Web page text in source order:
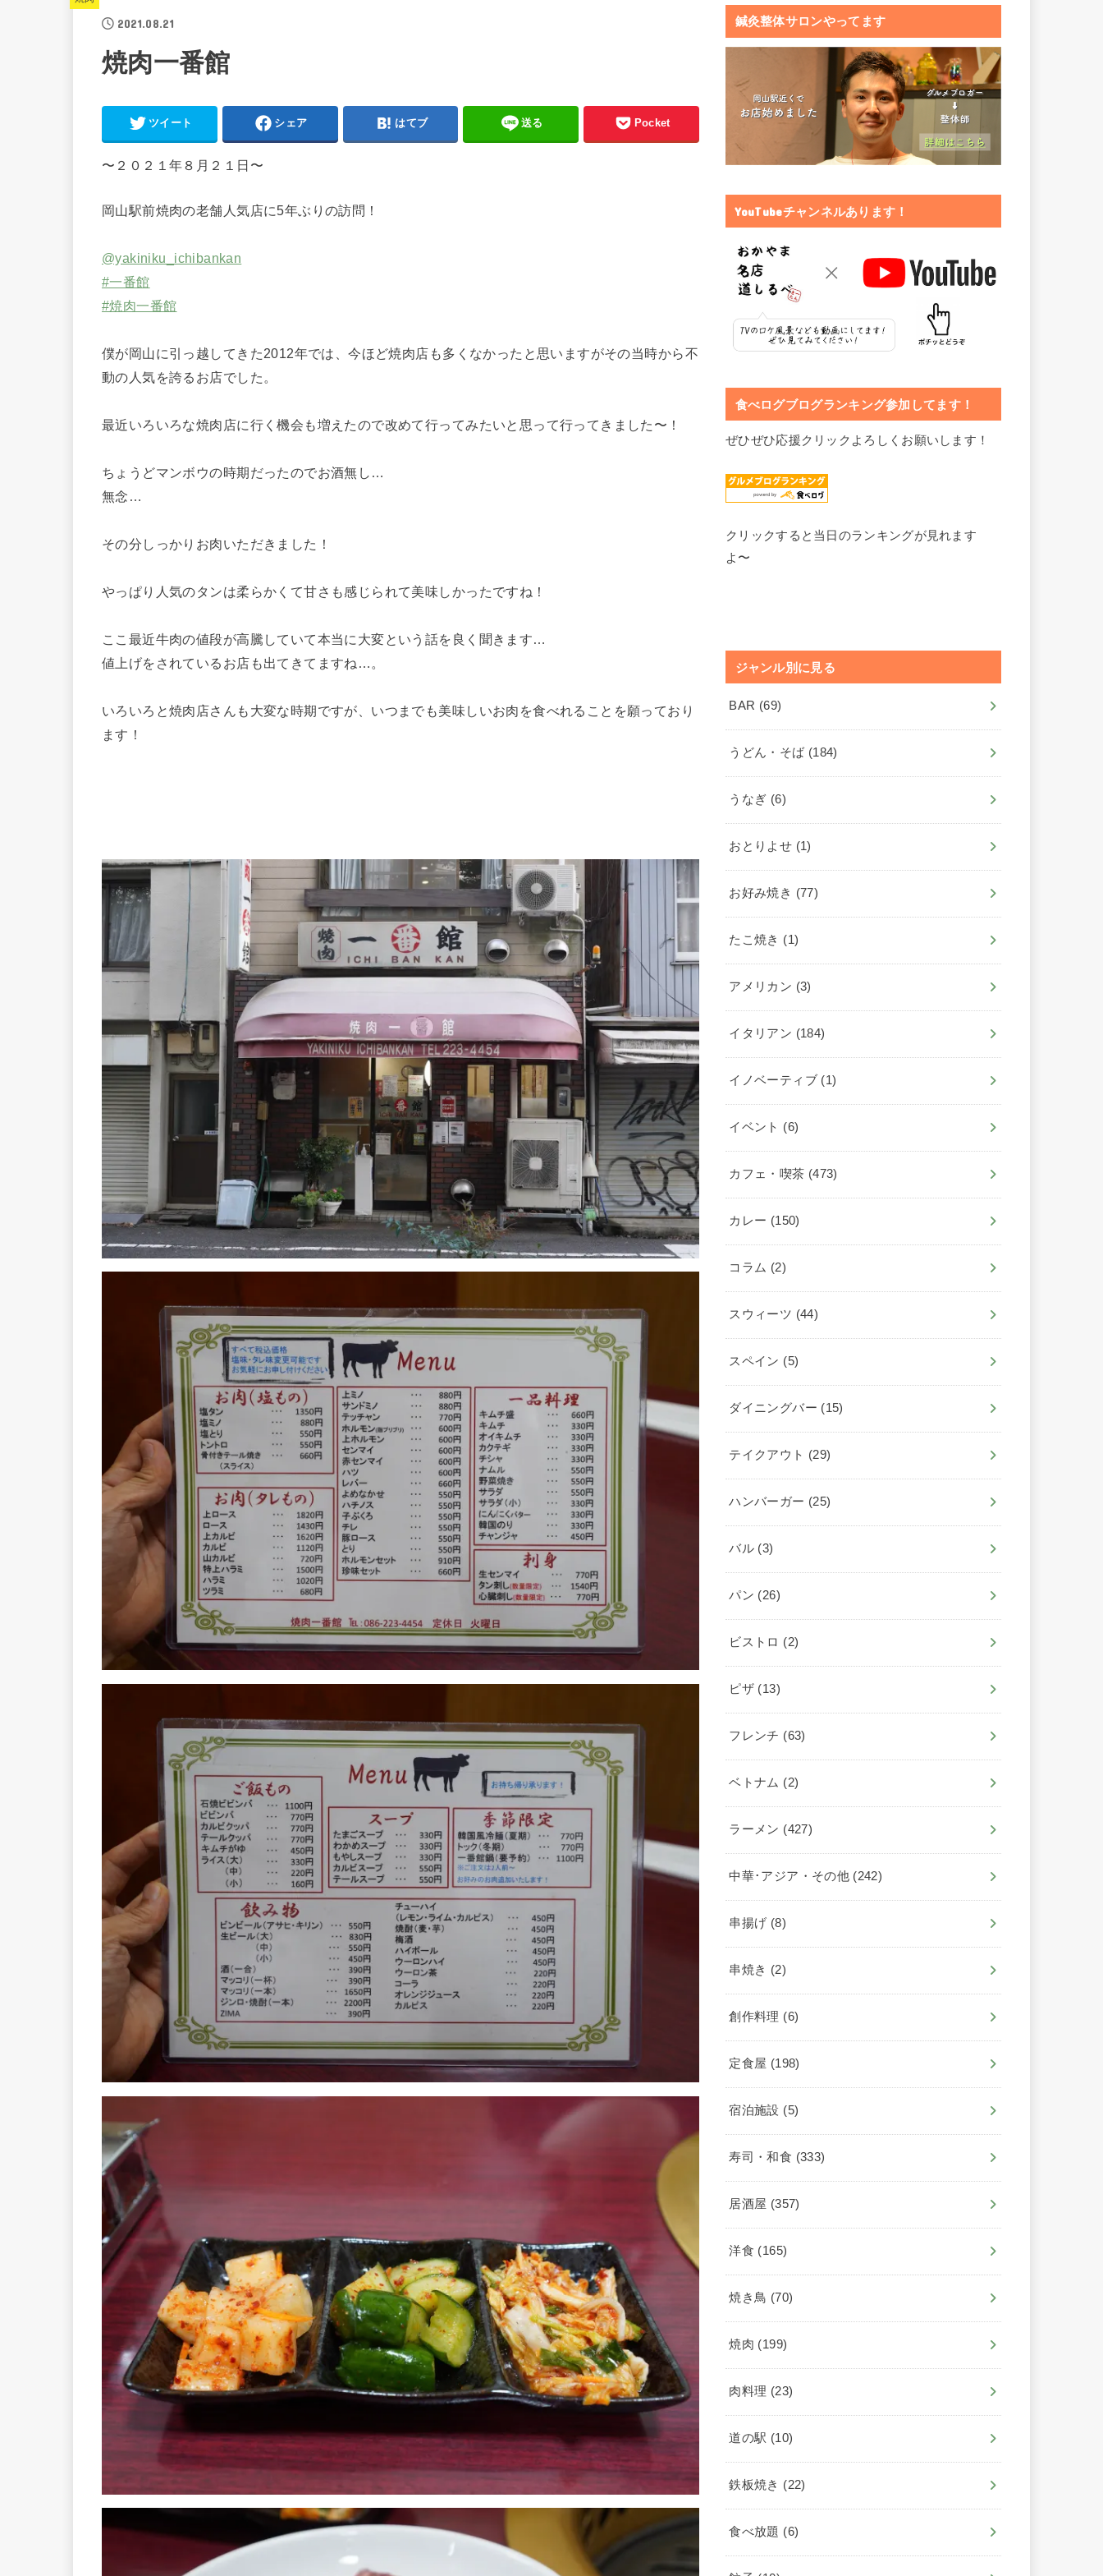
2021.08.21
焼肉一番館
ツイート シェア はてブ 送る Pocket
〜２０２１年８月２１日〜
岡山駅前焼肉の老舗人気店に5年ぶりの訪問！
@yakiniku_ichibankan
#一番館
#焼肉一番館
僕が岡山に引っ越してきた2012年では、今ほど焼肉店も多くなかったと思いますがその当時から不
動の人気を誇るお店でした。
最近いろいろな焼肉店に行く機会も増えたので改めて行ってみたいと思って行ってきました〜！
ちょうどマンボウの時期だったのでお酒無し…
無念…
その分しっかりお肉いただきました！
やっぱり人気のタンは柔らかくて甘さも感じられて美味しかったですね！
ここ最近牛肉の値段が高騰していて本当に大変という話を良く聞きます…
値上げをされているお店も出てきてますね…。
いろいろと焼肉店さんも大変な時期ですが、いつまでも美味しいお肉を食べれることを願っており
ます！
鍼灸整体サロンやってます
YouTubeチャンネルあります！
食べログブログランキング参加してます！
ぜひぜひ応援クリックよろしくお願いします！
クリックすると当日のランキングが見れます
よ〜
ジャンル別に見る
BAR (69)
うどん・そば (184)
うなぎ (6)
おとりよせ (1)
お好み焼き (77)
たこ焼き (1)
アメリカン (3)
イタリアン (184)
イノベーティブ (1)
イベント (6)
カフェ・喫茶 (473)
カレー (150)
コラム (2)
スウィーツ (44)
スペイン (5)
ダイニングバー (15)
テイクアウト (29)
ハンバーガー (25)
バル (3)
パン (26)
ビストロ (2)
ピザ (13)
フレンチ (63)
ベトナム (2)
ラーメン (427)
中華･アジア・その他 (242)
串揚げ (8)
串焼き (2)
創作料理 (6)
定食屋 (198)
宿泊施設 (5)
寿司・和食 (333)
居酒屋 (357)
洋食 (165)
焼き鳥 (70)
焼肉 (199)
肉料理 (23)
道の駅 (10)
鉄板焼き (22)
食べ放題 (6)